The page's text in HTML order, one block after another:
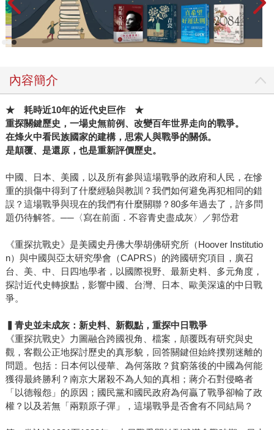
內容簡介
★ 耗時近10年的近代史巨作 ★
重探關鍵歷史，一場史無前例、改變百年世界走向的戰爭。
在烽火中看民族國家的建構，思索人與戰爭的關係。
是顛覆、是還原，也是重新評價歷史。
中國、日本、美國，以及所有參與這場戰爭的政府和人民，在慘
重的損傷中得到了什麼經驗與教訓？我們如何避免再犯相同的錯
誤？這場戰爭與現在的我們有什麼關聯？80多年過去了，許多問
題仍待解答。──〈寫在前面．不容青史盡成灰〉／郭岱君
《重探抗戰史》是美國史丹佛大學胡佛研究所（Hoover Institutio
n）與中國與亞太研究學會（CAPRS）的跨國研究項目，廣召
台、美、中、日四地學者，以國際視野、最新史料、多元角度，
探討近代史轉捩點，影響中國、台灣、日本、歐美深遠的中日戰
爭。
▍青史並未成灰：新史料、新觀點，重探中日戰爭
《重探抗戰史》力圖融合跨國視角、檔案，顛覆既有研究與史
觀，客觀公正地探討歷史的真形貌，回答關鍵但始終撲朔迷離的
問題。包括：日本何以侵華、為何落敗？貧窮落後的中國為何能
獲得最終勝利？南京大屠殺不為人知的真相；蔣介石對侵略者
「以德報怨」的原因；國民黨和國民政府為何贏了戰爭卻輸了政
權？以及若無「兩顆原子彈」，這場戰爭是否會有不同結局？